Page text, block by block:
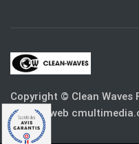
Copyright © Clean Waves
digitale web